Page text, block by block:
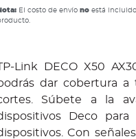
El costo de envío noestá incluido
Link DECO X50
dar cobertura a
Súbete a la
Deco
Con